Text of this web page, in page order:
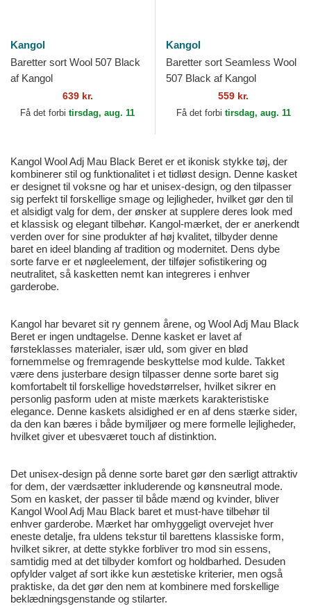
Kangol
Baretter sort Wool 507 Black
af Kangol
639 kr.
Få det forbi tirsdag, aug. 11
Kangol
Baretter sort Seamless Wool
507 Black af Kangol
559 kr.
Få det forbi tirsdag, aug. 11
Kangol Wool Adj Mau Black Beret er et ikonisk stykke tøj, der
kombinerer stil og funktionalitet i et tidløst design. Denne kasket
er designet til voksne og har et unisex-design, og den tilpasser
sig perfekt til forskellige smage og lejligheder, hvilket gør den til
et alsidigt valg for dem, der ønsker at supplere deres look med
et klassisk og elegant tilbehør. Kangol-mærket, der er anerkendt
verden over for sine produkter af høj kvalitet, tilbyder denne
baret en ideel blanding af tradition og modernitet. Dens dybe
sorte farve er et nøgleelement, der tilføjer sofistikering og
neutralitet, så kasketten nemt kan integreres i enhver
garderobe.
Kangol har bevaret sit ry gennem årene, og Wool Adj Mau Black
Beret er ingen undtagelse. Denne kasket er lavet af
førsteklasses materialer, især uld, som giver en blød
fornemmelse og fremragende beskyttelse mod kulde. Takket
være dens justerbare design tilpasser denne sorte baret sig
komfortabelt til forskellige hovedstørrelser, hvilket sikrer en
personlig pasform uden at miste mærkets karakteristiske
elegance. Denne kaskets alsidighed er en af dens stærke sider,
da den kan bæres i både bymiljøer og mere formelle lejligheder,
hvilket giver et ubesværet touch af distinktion.
Det unisex-design på denne sorte baret gør den særligt attraktiv
for dem, der værdsætter inkluderende og kønsneutral mode.
Som en kasket, der passer til både mænd og kvinder, bliver
Kangol Wool Adj Mau Black baret et must-have tilbehør til
enhver garderobe. Mærket har omhyggeligt overvejet hver
eneste detalje, fra uldens tekstur til barettens klassiske form,
hvilket sikrer, at dette stykke forbliver tro mod sin essens,
samtidig med at det tilbyder komfort og holdbarhed. Desuden
opfylder valget af sort ikke kun æstetiske kriterier, men også
praktiske, da det gør den nem at kombinere med forskellige
beklædningsgenstande og stilarter.